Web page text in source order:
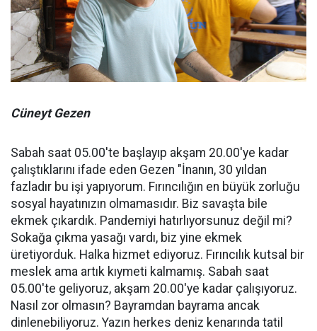
Cüneyt Gezen
Sabah saat 05.00'te başlayıp akşam 20.00'ye kadar
çalıştıklarını ifade eden Gezen "İnanın, 30 yıldan
fazladır bu işi yapıyorum. Fırıncılığın en büyük zorluğu
sosyal hayatınızın olmamasıdır. Biz savaşta bile
ekmek çıkardık. Pandemiyi hatırlıyorsunuz değil mi?
Sokağa çıkma yasağı vardı, biz yine ekmek
üretiyorduk. Halka hizmet ediyoruz. Fırıncılık kutsal bir
meslek ama artık kıymeti kalmamış. Sabah saat
05.00'te geliyoruz, akşam 20.00'ye kadar çalışıyoruz.
Nasıl zor olmasın? Bayramdan bayrama ancak
dinlenebiliyoruz. Yazın herkes deniz kenarında tatil